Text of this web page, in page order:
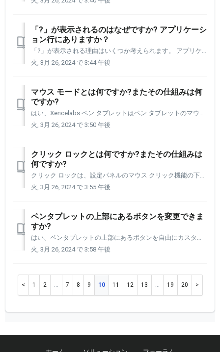
「?」が表示されるのはなぜですか? アプリケーシ
ョン行にありますか？
「?」が表示される理由はいくつか考えられます。 アプリケーション行に表示されます。 アプリケーションがアンインストールされたことが原因である可能性があります。 または、アプリケーションを更新して新しいバージョンとフォルダーを作成し、古いバージョンを削除しました。 どちらも「?」を生成します。 ...
火, 3月 26, 2024 で 3:44 午後
マウス モードとは何ですか?またその仕組みは何
ですか?
はい、Xencelabs ペン タブレットはペン タブレットのマウス モードをサポートしています。 マウス モードに関する FAQ をいくつか紹介します。 あなたのペンタブレットはマウスモードをサポートしていますか? タブレットはマウス モードをサポートしていますか? : Xencelabs ...
火, 3月 26, 2024 で 3:50 午後
クリック ロックとは何ですか?またその仕組みは
何ですか?
クリック ロックは、設定パネルのマウス クリック機能の下にある機能です。 これをボタン (ペン、タブレット、またはクイッキーズ) に割り当てる必要があります。これをアクティブにすると、長押しとして機能し、テキストの塊を取得できるようになります。 必要な内容を強調表示したら、もう一度押すと、テキストをクリップボー...
火, 3月 26, 2024 で 3:55 午後
ペンタブレットの上部にあるボタンを変更できま
すか?
はい、ペンタブレットの上部にあるボタンを自由にカスタマイズできます。 これらは、ペン タブレットのさまざまな側面を制御するように設定できるため、コントロール ボタンと呼ばれます。 デフォルトでは、(左から右に) 設定パネルの起動、圧力の調整、表示の切り替えに設定されています。 当社のペン...
火, 3月 26, 2024 で 3:58 午後
1 2 … 7 8 9 10 11 12 13 … 19 20